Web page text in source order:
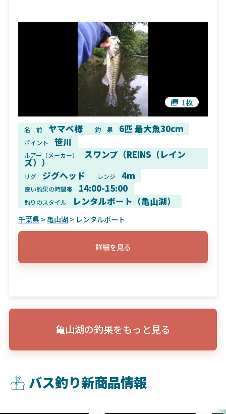
1枚
名 前 ヤマベ様 釣 果 6匹 最大魚30cm
ポイント 笹川
ルアー（メーカー） スワンプ（REINS（レイン
ズ））
リグ ジグヘッド レンジ 4m
良い釣果の時間帯 14:00-15:00
釣りのスタイル レンタルボート（亀山湖）
千葉県>亀山湖> レンタルボート
詳細を見る
亀山湖の釣果をもっと見る
バス釣り新商品情報